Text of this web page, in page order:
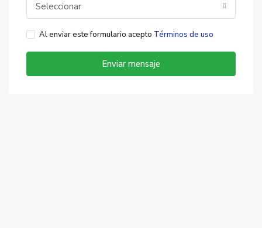
Seleccionar
Al enviar este formulario acepto Términos de uso
Enviar mensaje